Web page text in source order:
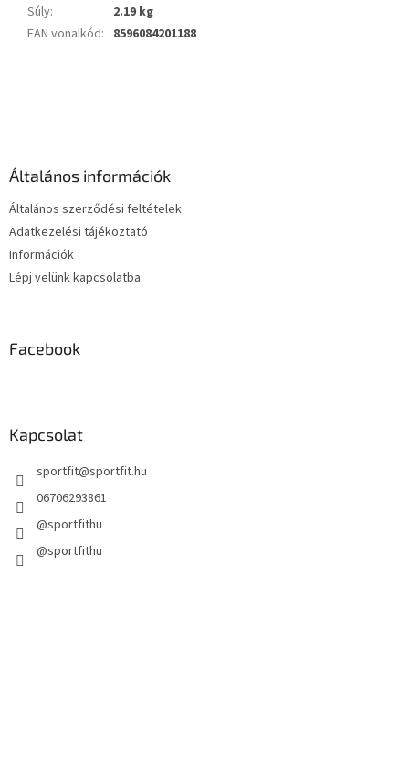
Súly:
2.19 kg
EAN vonalkód: 8596084201188
Általános információk
Általános szerződési feltételek
Adatkezelési tájékoztató
Információk
Lépj velünk kapcsolatba
Facebook
Kapcsolat
sportfit@sportfit.hu
06706293861
@sportfithu
@sportfithu